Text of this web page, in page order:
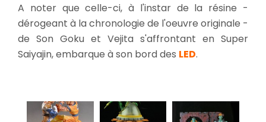
A noter que celle-ci, à l'instar de la résine -
dérogeant à la chronologie de l'oeuvre originale -
de Son Goku et Vejita s'affrontant en Super
Saiyajin, embarque à son bord des LED.